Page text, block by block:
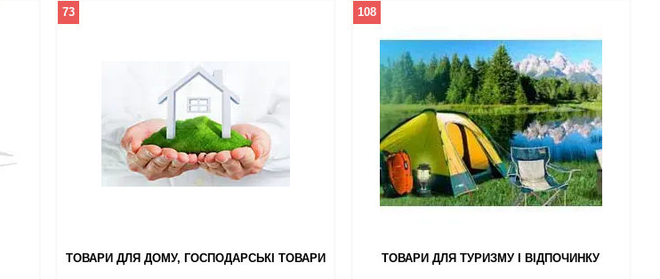
ТОВАРИ ДЛЯ ДОМУ, ГОСПОДАРСЬКІ ТОВАРИ
73
ТОВАРИ ДЛЯ ТУРИЗМУ І ВІДПОЧИНКУ
108